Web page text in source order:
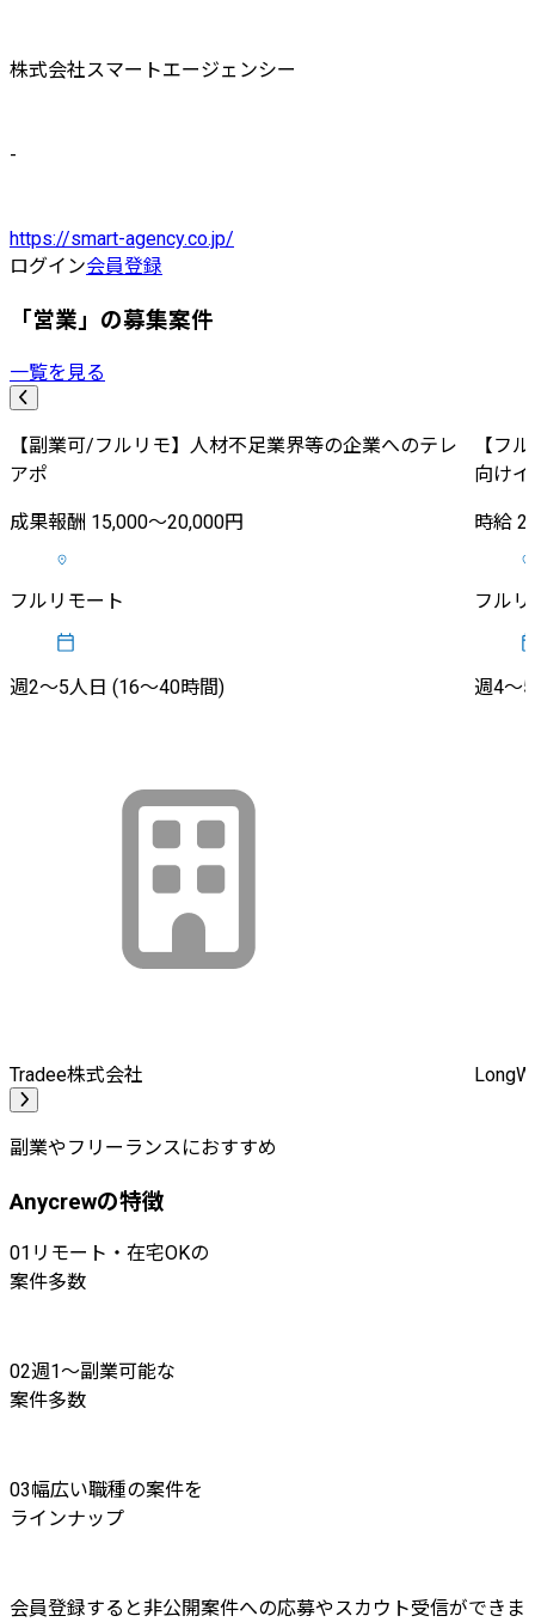
株式会社スマートエージェンシー
-
https://smart-agency.co.jp/
ログイン会員登録
「営業」の募集案件
一覧を見る
【副業可/フルリモ】人材不足業界等の企業へのテレ
アポ
成果報酬 15,000〜20,000円
フルリモート
週2〜5人日 (16〜40時間)
Tradee株式会社
【フ
向け
時給
フル
週4〜
副業やフリーランスにおすすめ
Anycrewの特徴
01 リモート・在宅OKの
案件多数
02週1〜副業可能な
案件多数
03幅広い職種の案件を
ラインナップ
会員登録すると非公開案件への応募やスカウト受信ができま